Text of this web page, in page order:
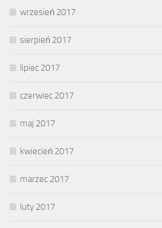
wrzesień 2017
sierpień 2017
lipiec 2017
czerwiec 2017
maj 2017
kwiecień 2017
marzec 2017
luty 2017